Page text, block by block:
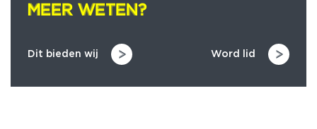
MEER WETEN?
MEER WETEN?
Dit bieden wij Word lid